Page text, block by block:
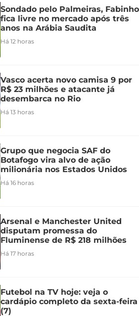
Sondado pelo Palmeiras, Fabinho
fica livre no mercado após três
anos na Arábia Saudita
Há 12 horas
Vasco acerta novo camisa 9 por
R$ 23 milhões e atacante já
desembarca no Rio
Há 13 horas
Grupo que negocia SAF do
Botafogo vira alvo de ação
milionária nos Estados Unidos
Há 16 horas
Arsenal e Manchester United
disputam promessa do
Fluminense de R$ 218 milhões
Há 17 horas
Futebol na TV hoje: veja o
cardápio completo da sexta-feira
(7)